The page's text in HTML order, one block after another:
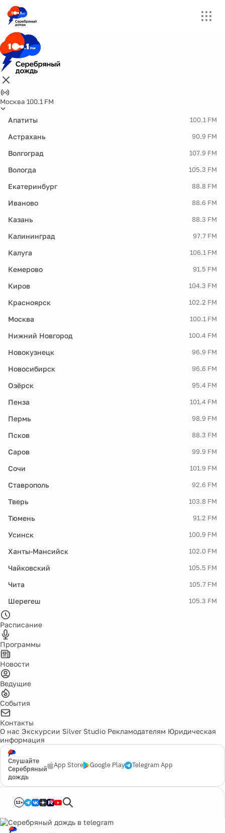
Москва 100.1 FM
Апатиты 100.1 FM
Астрахань 90.9 FM
Волгоград 107.9 FM
Вологда 105.3 FM
Екатеринбург 88.8 FM
Иваново 88.6 FM
Казань 88.3 FM
Калининград 97.7 FM
Калуга 106.1 FM
Кемерово 91.5 FM
Киров 104.3 FM
Красноярск 102.2 FM
Москва 100.1 FM
Нижний Новгород 100.4 FM
Новокузнецк 96.9 FM
Новосибирск 96.6 FM
Озёрск 95.4 FM
Пенза 101.4 FM
Пермь 98.9 FM
Псков 88.3 FM
Саров 99.9 FM
Сочи 101.9 FM
Ставрополь 92.6 FM
Тверь 103.8 FM
Тюмень 91.2 FM
Усинск 100.9 FM
Ханты-Мансийск 102.0 FM
Чайковский 105.5 FM
Чита 105.7 FM
Шерегеш 105.3 FM
Расписание
Программы
Новости
Ведущие
События
Контакты
О нас Экскурсии Silver Studio Рекламодателям Юридическая
информация
Слушайте
Серебряный
дождь
App Store Google Play Telegram App
12+